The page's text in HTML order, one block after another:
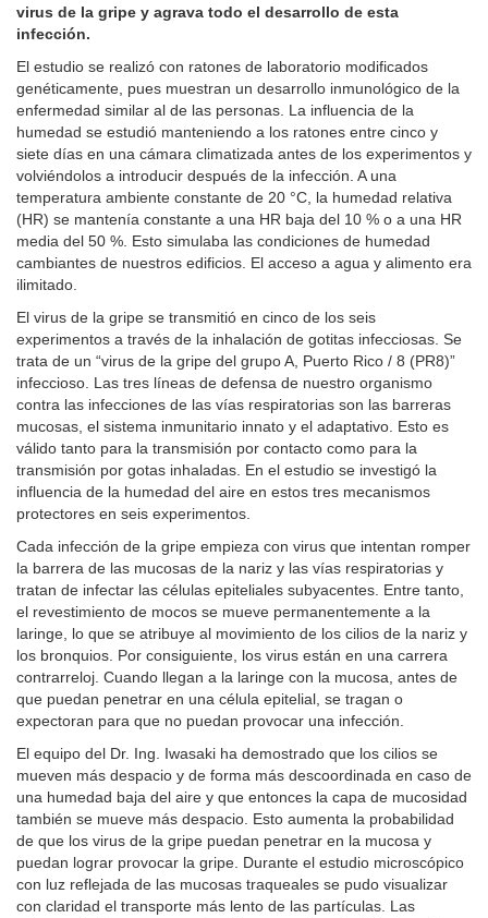
virus de la gripe y agrava todo el desarrollo de esta
infección.
El estudio se realizó con ratones de laboratorio modificados
genéticamente, pues muestran un desarrollo inmunológico de la
enfermedad similar al de las personas. La influencia de la
humedad se estudió manteniendo a los ratones entre cinco y
siete días en una cámara climatizada antes de los experimentos y
volviéndolos a introducir después de la infección. A una
temperatura ambiente constante de 20 °C, la humedad relativa
(HR) se mantenía constante a una HR baja del 10 % o a una HR
media del 50 %. Esto simulaba las condiciones de humedad
cambiantes de nuestros edificios. El acceso a agua y alimento era
ilimitado.
El virus de la gripe se transmitió en cinco de los seis
experimentos a través de la inhalación de gotitas infecciosas. Se
trata de un “virus de la gripe del grupo A, Puerto Rico / 8 (PR8)”
infeccioso. Las tres líneas de defensa de nuestro organismo
contra las infecciones de las vías respiratorias son las barreras
mucosas, el sistema inmunitario innato y el adaptativo. Esto es
válido tanto para la transmisión por contacto como para la
transmisión por gotas inhaladas. En el estudio se investigó la
influencia de la humedad del aire en estos tres mecanismos
protectores en seis experimentos.
Cada infección de la gripe empieza con virus que intentan romper
la barrera de las mucosas de la nariz y las vías respiratorias y
tratan de infectar las células epiteliales subyacentes. Entre tanto,
el revestimiento de mocos se mueve permanentemente a la
laringe, lo que se atribuye al movimiento de los cilios de la nariz y
los bronquios. Por consiguiente, los virus están en una carrera
contrarreloj. Cuando llegan a la laringe con la mucosa, antes de
que puedan penetrar en una célula epitelial, se tragan o
expectoran para que no puedan provocar una infección.
El equipo del Dr. Ing. Iwasaki ha demostrado que los cilios se
mueven más despacio y de forma más descoordinada en caso de
una humedad baja del aire y que entonces la capa de mucosidad
también se mueve más despacio. Esto aumenta la probabilidad
de que los virus de la gripe puedan penetrar en la mucosa y
puedan lograr provocar la gripe. Durante el estudio microscópico
con luz reflejada de las mucosas traqueales se pudo visualizar
con claridad el transporte más lento de las partículas. Las